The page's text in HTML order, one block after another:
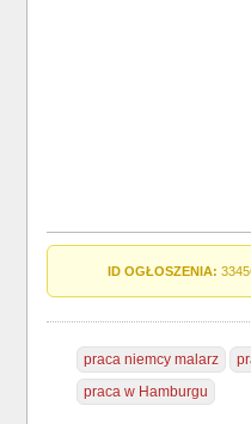
ID OGŁOSZENIA:
praca niemcy malarz
praca w Hamburgu